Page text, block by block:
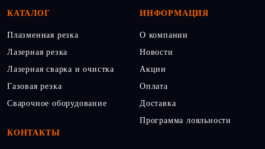
КАТАЛОГ
Плазменная резка
Лазерная резка
Лазерная сварка и очистка
Газовая резка
Сварочное оборудование
ИНФОРМАЦИЯ
О компании
Новости
Акции
Оплата
Доставка
Программа лояльности
КОНТАКТЫ